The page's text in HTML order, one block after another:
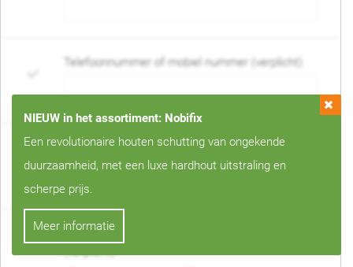
Telefoonnummer of mobiel nummer (verplicht)
E-mail adres (verplicht)
Wanneer mag de schutting geplaatst worden?
(verplicht)
NIEUW in het assortiment: Nobifix
Een revolutionaire houten schutting van ongekende
duurzaamheid, met een luxe hardhout uitstraling en
scherpe prijs.
Meer informatie